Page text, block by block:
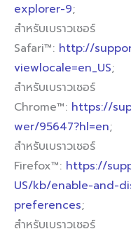
explorer-9;
สำหรับเบราวเซอร์
Safari™: http://
viewlocale=en_US;
สำหรับเบราวเซอร์
Chrome™: https://
wer/95647?hl=en;
สำหรับเบราวเซอร์
Firefox™: https://
US/kb/enable-and-
preferences;
สำหรับเบราวเซอร์